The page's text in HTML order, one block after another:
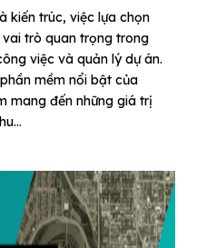
kiến trúc, việc lựa chọn
trò quan trọng trong
việc và quản lý dự án.
mềm nổi bật của
mang đến những giá trị